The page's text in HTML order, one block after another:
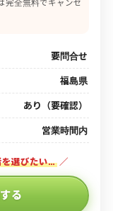
完全無料でキャンセ
要問合せ
福島県
あり（要確認）
営業時間内
を選びたい… ／
る